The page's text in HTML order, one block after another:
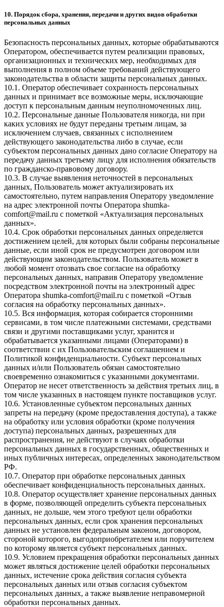
10. Порядок сбора, хранения, передачи и других видов обработки
персональных данных
Безопасность персональных данных, которые обрабатываются
Оператором, обеспечивается путем реализации правовых,
организационных и технических мер, необходимых для
выполнения в полном объеме требований действующего
законодательства в области защиты персональных данных.
10.1. Оператор обеспечивает сохранность персональных
данных и принимает все возможные меры, исключающие
доступ к персональным данным неуполномоченных лиц.
10.2. Персональные данные Пользователя никогда, ни при
каких условиях не будут переданы третьим лицам, за
исключением случаев, связанных с исполнением
действующего законодательства либо в случае, если
субъектом персональных данных дано согласие Оператору на
передачу данных третьему лицу для исполнения обязательств
по гражданско-правовому договору.
10.3. В случае выявления неточностей в персональных
данных, Пользователь может актуализировать их
самостоятельно, путем направления Оператору уведомление
на адрес электронной почты Оператора shumka-
comfort@mail.ru с пометкой «Актуализация персональных
данных».
10.4. Срок обработки персональных данных определяется
достижением целей, для которых были собраны персональные
данные, если иной срок не предусмотрен договором или
действующим законодательством. Пользователь может в
любой момент отозвать свое согласие на обработку
персональных данных, направив Оператору уведомление
посредством электронной почты на электронный адрес
Оператора shumka-comfort@mail.ru с пометкой «Отзыв
согласия на обработку персональных данных».
10.5. Вся информация, которая собирается сторонними
сервисами, в том числе платежными системами, средствами
связи и другими поставщиками услуг, хранится и
обрабатывается указанными лицами (Операторами) в
соответствии с их Пользовательским соглашением и
Политикой конфиденциальности. Субъект персональных
данных и/или Пользователь обязан самостоятельно
своевременно ознакомиться с указанными документами.
Оператор не несет ответственность за действия третьих лиц, в
том числе указанных в настоящем пункте поставщиков услуг.
10.6. Установленные субъектом персональных данных
запреты на передачу (кроме предоставления доступа), а также
на обработку или условия обработки (кроме получения
доступа) персональных данных, разрешенных для
распространения, не действуют в случаях обработки
персональных данных в государственных, общественных и
иных публичных интересах, определенных законодательством
РФ.
10.7. Оператор при обработке персональных данных
обеспечивает конфиденциальность персональных данных.
10.8. Оператор осуществляет хранение персональных данных
в форме, позволяющей определить субъекта персональных
данных, не дольше, чем этого требуют цели обработки
персональных данных, если срок хранения персональных
данных не установлен федеральным законом, договором,
стороной которого, выгодоприобретателем или поручителем
по которому является субъект персональных данных.
10.9. Условием прекращения обработки персональных данных
может являться достижение целей обработки персональных
данных, истечение срока действия согласия субъекта
персональных данных или отзыв согласия субъектом
персональных данных, а также выявление неправомерной
обработки персональных данных.